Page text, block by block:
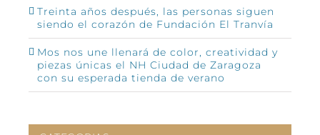
Treinta años después, las personas siguen
siendo el corazón de Fundación El Tranvía
Mos nos une llenará de color, creatividad y
piezas únicas el NH Ciudad de Zaragoza
con su esperada tienda de verano